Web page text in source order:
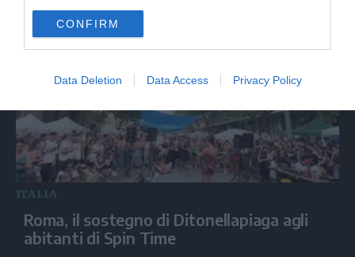
CONFIRM
Data Deletion Data Access Privacy Policy
ITALIA
Roma, il sostegno di Ditonellapiaga agli
abitanti di Spin Time